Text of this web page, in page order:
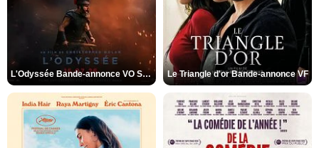
L'Odyssée Bande-annonce VO STFR Le Triangle d'or Bande-annonce VF